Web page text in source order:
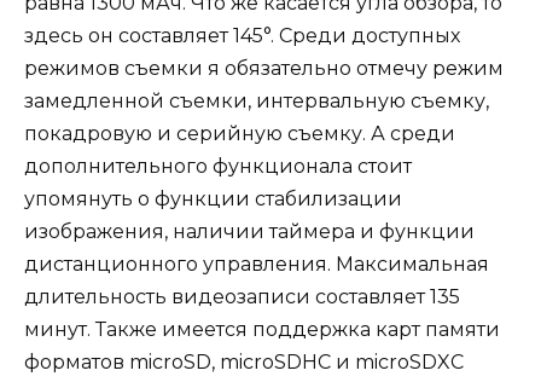
здесь он составляет 145°. Среди доступных
режимов съемки я обязательно отмечу режим
замедленной съемки, интервальную съемку,
покадровую и серийную съемку. А среди
дополнительного функционала стоит
упомянуть о функции стабилизации
изображения, наличии таймера и функции
дистанционного управления. Максимальная
длительность видеозаписи составляет 135
минут. Также имеется поддержка карт памяти
форматов microSD, microSDHC и microSDXC